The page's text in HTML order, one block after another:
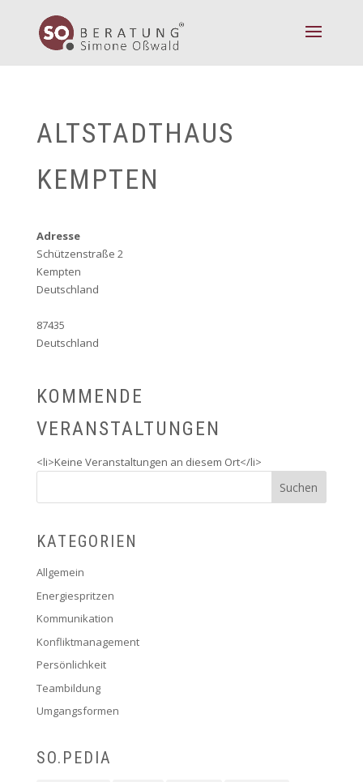
ALTSTADTHAUS
KEMPTEN
Adresse
Schützenstraße 2
Kempten
Deutschland
87435
Deutschland
KOMMENDE
VERANSTALTUNGEN
<li>Keine Veranstaltungen an diesem Ort</li>
KATEGORIEN
Allgemein
Energiespritzen
Kommunikation
Konfliktmanagement
Persönlichkeit
Teambildung
Umgangsformen
SO.PEDIA